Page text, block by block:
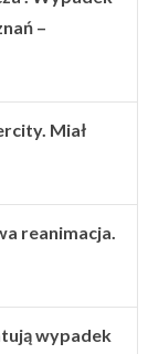
–
Miał
reanimacja.
wypadek